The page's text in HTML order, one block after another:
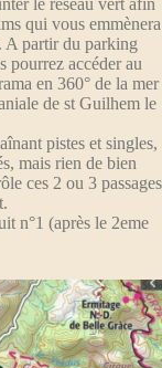
le réseau vert afin
qui vous emmènera
A partir du parking
pourrez accéder au
en 360° de la mer
de st Guilhem le
pistes et singles,
mais rien de bien
ces 2 ou 3 passages
n°1 (après le 2eme